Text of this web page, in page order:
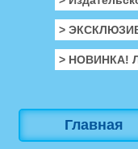
> ЭКСКЛЮЗИВ
> НОВИНКА!
Главная